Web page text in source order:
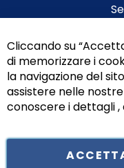
Cliccando su
di memorizzare i
la navigazione del
assistere nelle
conoscere i dettagli ,